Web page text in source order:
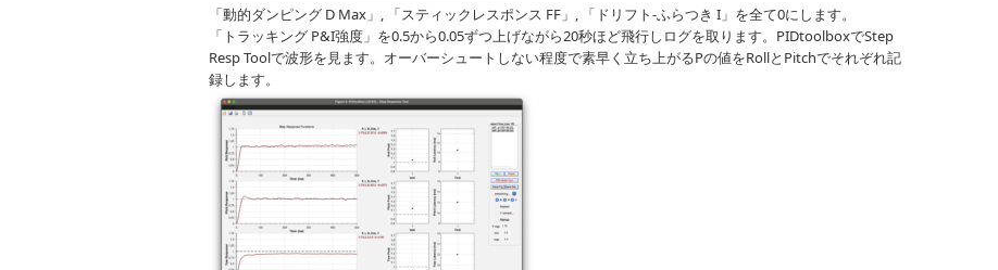
「動的ダンピング D Max」, 「スティックレスポンス FF」, 「ドリフト-ふらつき I」を全て0にします。
「トラッキング P&I強度」を0.5から0.05ずつ上げながら20秒ほど飛行しログを取ります。PIDtoolboxでStep
Resp Toolで波形を見ます。オーバーシュートしない程度で素早く立ち上がるPの値をRollとPitchでそれぞれ記
録します。